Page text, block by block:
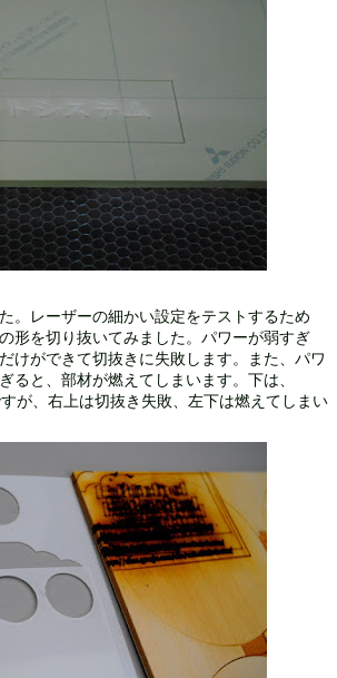
。レーザーの細かい設定をテストするため
形を切り抜いてみました。パワーが弱すぎ
けができて切抜きに失敗します。また、パワ
ると、部材が燃えてしまいます。下は、
が、右上は切抜き失敗、左下は燃えてしまい